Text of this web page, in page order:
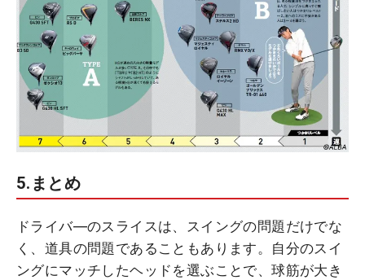
5.まとめ
ドライバ―のスライスは、スイングの問題だけでな
く、道具の問題であることもあります。自分のスイ
ングにマッチしたヘッドを選ぶことで、球筋が大き